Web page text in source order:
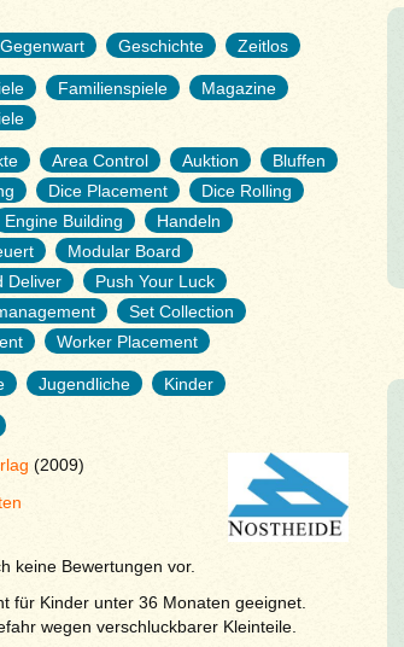
Gegenwart Geschichte
Zeitlos
Familienspiele
Magazine
Area Control Auktion
Bluffen
Dice Placement
Dice Rolling
Engine Building
Handeln
Modular Board
Deliver
Push Your Luck
Set Collection
Worker Placement
Jugendliche
Kinder
(2009)
keine Bewertungen vor.
für Kinder unter 36 Monaten geeignet.
wegen verschluckbarer Kleinteile.